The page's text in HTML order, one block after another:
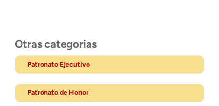
Otras categorias
Patronato Ejecutivo
Patronato de Honor